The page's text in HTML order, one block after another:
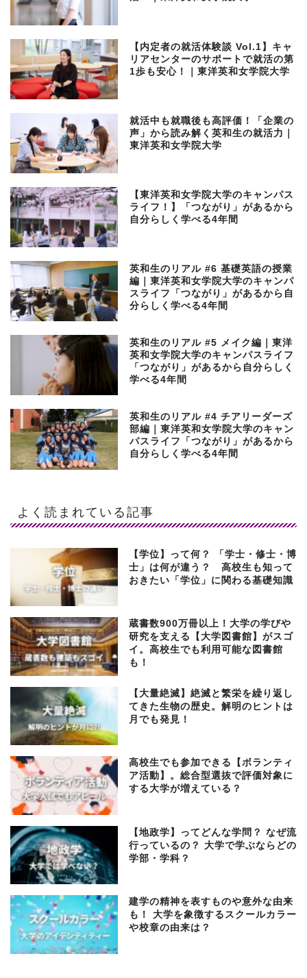
【内定者の就活体験談 Vol.1】キャ
リアセンターのサポートで就活の第
1歩も安心！｜東洋英和女学院大学
就活中も就職後も高評価！「企業の
声」から読み解く英和生の就活力｜
東洋英和女学院大学
【東洋英和女学院大学のキャンパス
ライフ！】「つながり」があるから
自分らしく学べる4年間
英和生のリアル #6 基礎英語の授業
編｜東洋英和女学院大学のキャンパ
スライフ「つながり」があるから自
分らしく学べる4年間
英和生のリアル #5 メイク編｜東洋
英和女学院大学のキャンパスライフ
「つながり」があるから自分らしく
学べる4年間
英和生のリアル #4 チアリーダーズ
部編｜東洋英和女学院大学のキャン
パスライフ「つながり」があるから
自分らしく学べる4年間
よく読まれている記事
【学位】って何？ 「学士・修士・博
士」は何が違う？ 高校生も知って
おきたい「学位」に関わる基礎知識
蔵書数900万冊以上！大学の学びや
研究を支える【大学図書館】がスゴ
イ。高校生でも利用可能な図書館
も！
【大量絶滅】絶滅と繁栄を繰り返し
てきた生物の歴史。解明のヒントは
月でも発見！
高校生でも参加できる【ボランティ
ア活動】。総合型選抜で評価対象に
する大学が増えている？
【地政学】ってどんな学問？ なぜ流
行っているの？ 大学で学ぶならどの
学部・学科？
建学の精神を表すものや意外な由来
も！ 大学を象徴するスクールカラー
や校章の由来は？